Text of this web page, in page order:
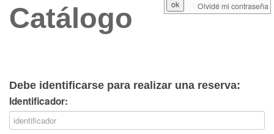
Catálogo
Debe identificarse para realizar una reserva:
Identificador:
Olvidé mi contraseña